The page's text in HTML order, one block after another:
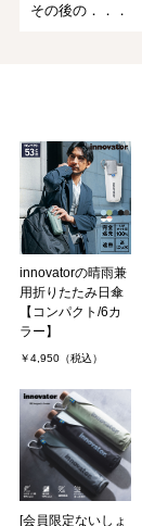
その後の．．．
某ショッピング
く妥協しようか
ルなのに作りや
いた商品もかな
オーシャンベア
神奈川県/50代/
雨専用の同型の
きました。
傘の留め具がス
プに変わってし
たまリンさん（1
非公開 投稿日：
innovatorの晴雨兼
用折りたたみ日傘
【コンパクト/6カ
ラー】
￥4,950（税込）
[会員限定ないしょ